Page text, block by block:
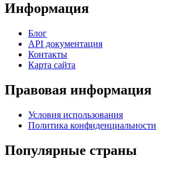
Информация
Блог
API документация
Контакты
Карта сайта
Правовая информация
Условия использования
Политика конфиденциальности
Популярные страны